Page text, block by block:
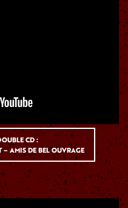
CD :
– AMIS DE BEL OUVRAGE